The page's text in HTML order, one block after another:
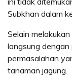
Subkhan dalam
Selain
langsung
permasalahan
tanaman jagung.